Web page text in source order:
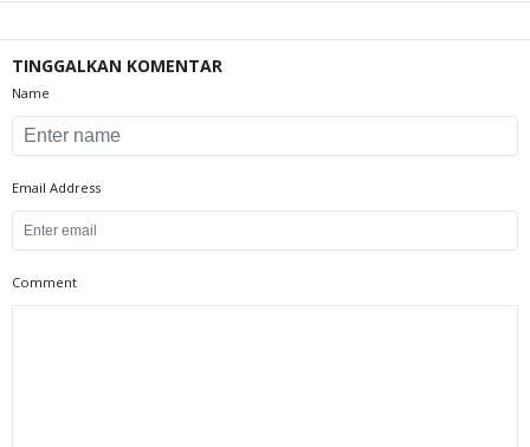
TINGGALKAN KOMENTAR
Name
Email Address
Comment